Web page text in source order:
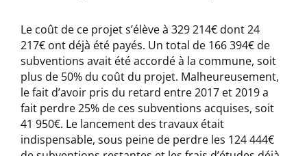
Le coût de ce projet s’élève à 329 214€ dont 24
217€ ont déjà été payés. Un total de 166 394€ de
subventions avait été accordé à la commune, soit
plus de 50% du coût du projet. Malheureusement,
le fait d’avoir pris du retard entre 2017 et 2019 a
fait perdre 25% de ces subventions acquises, soit
41 950€. Le lancement des travaux était
indispensable, sous peine de perdre les 124 444€